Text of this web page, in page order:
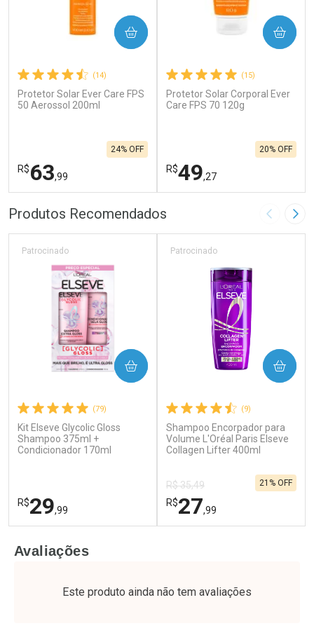
(14)
Protetor Solar Ever Care FPS
50 Aerossol 200ml
R$63,99
24% OFF
COMPRAR
FECHAR
Laboratório
Ativar Desconto
FECHAR
Por Menos
Comprar sem Desconto
(15)
Protetor Solar Corporal Ever
Care FPS 70 120g
R$49,27
20% OFF
COMPRAR
Laboratório
Ativar Desconto
Por R$ 49,27/cada
Por Menos
Comprar sem Desconto
Produtos Recomendados Imagem
(79)
Kit Elseve Glycolic Gloss
Shampoo 375ml +
Condicionador 170ml
Patrocinado
R$29,99
COMPRAR
Laboratório
Por Menos
(9)
Shampoo Encorpador para
Volume L'Oréal Paris Elseve
Collagen Lifter 400ml
Patrocinado
R$ 35,49
R$27,99
21% OFF
COMPRAR
Laboratório
Por Menos
Avaliações
Este produto ainda não tem avaliações